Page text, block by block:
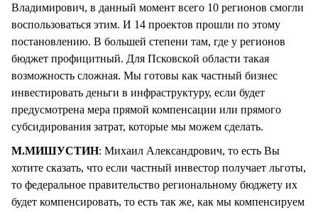
Владимирович, в данный момент всего 10 регионов смогли
воспользоваться этим. И 14 проектов прошли по этому
постановлению. В большей степени там, где у регионов
бюджет профицитный. Для Псковской области такая
возможность сложная. Мы готовы как частный бизнес
инвестировать деньги в инфраструктуру, если будет
предусмотрена мера прямой компенсации или прямого
субсидирования затрат, которые мы можем сделать.
М.МИШУСТИН: Михаил Александрович, то есть Вы
хотите сказать, что если частный инвестор получает льготы,
то федеральное правительство региональному бюджету их
будет компенсировать, то есть так же, как мы компенсируем